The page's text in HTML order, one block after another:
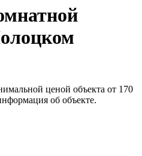
ценой объекта от 170
об объекте.